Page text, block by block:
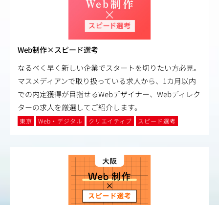
Web制作×スピード選考
なるべく早く新しい企業でスタートを切りたい方必見。
マスメディアンで取り扱っている求人から、1カ月以内
での内定獲得が目指せるWebデザイナー、Webディレク
ターの求人を厳選してご紹介します。
東京 Web・デジタル クリエイティブ スピード選考